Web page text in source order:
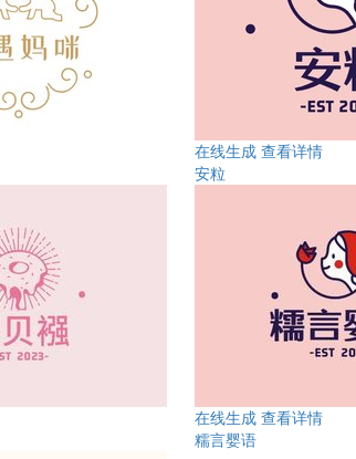
在线生成 查看详情
安粒
在线生成 查看详情
糯言婴语